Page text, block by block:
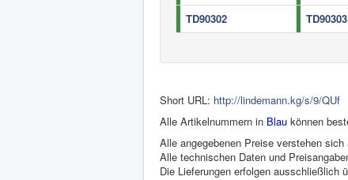
TD90302
TD90303
Short URL: http://lindemann.kg/s/9/QUf
Alle Artikelnummern in Blau können
Alle angegebenen Preise verstehen
Alle technischen Daten und
Die Lieferungen erfolgen ausschließlich